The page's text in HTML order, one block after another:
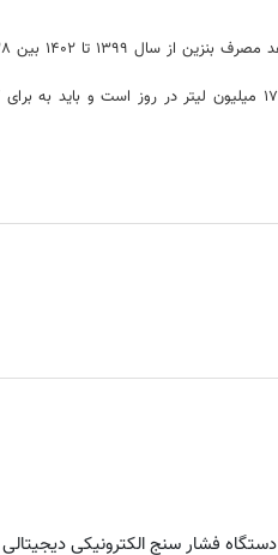
وی گفت: ما در زمینه توسعه حمل و نقل عمومی فعالیت‌های قابل قبولی نداشتیم و همچنان
دستگاه فشار سنج الکترونیکی